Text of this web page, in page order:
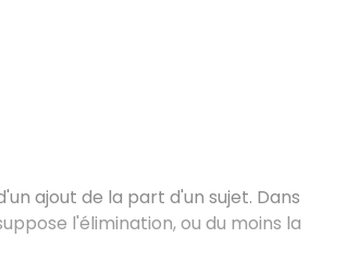
ajout de la part d'un sujet. Dans
l'élimination, ou du moins la